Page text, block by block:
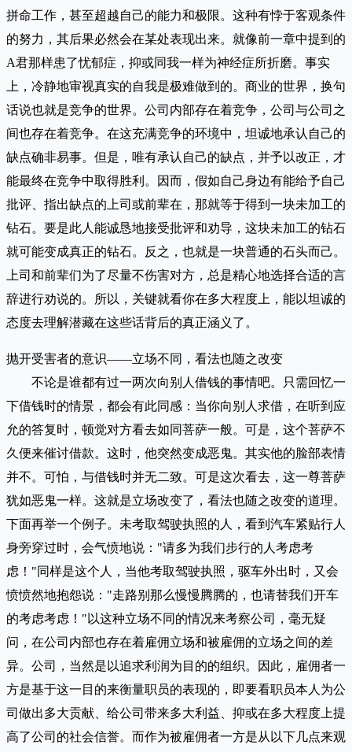
拼命工作，甚至超越自己的能力和极限。这种有悖于客观条件
的努力，其后果必然会在某处表现出来。就像前一章中提到的
A君那样患了忧郁症，抑或同我一样为神经症所折磨。事实
上，冷静地审视真实的自我是极难做到的。商业的世界，换句
话说也就是竞争的世界。公司内部存在着竞争，公司与公司之
间也存在着竞争。在这充满竞争的环境中，坦诚地承认自己的
缺点确非易事。但是，唯有承认自己的缺点，并予以改正，才
能最终在竞争中取得胜利。因而，假如自己身边有能给予自己
批评、指出缺点的上司或前辈在，那就等于得到一块未加工的
钻石。要是此人能诚恳地接受批评和劝导，这块未加工的钻石
就可能变成真正的钻石。反之，也就是一块普通的石头而己。
上司和前辈们为了尽量不伤害对方，总是精心地选择合适的言
辞进行劝说的。所以，关键就看你在多大程度上，能以坦诚的
态度去理解潜藏在这些话背后的真正涵义了。
抛开受害者的意识——立场不同，看法也随之改变
不论是谁都有过一两次向别人借钱的事情吧。只需回忆一
下借钱时的情景，都会有此同感：当你向别人求借，在听到应
允的答复时，顿觉对方看去如同菩萨一般。可是，这个菩萨不
久便来催讨借款。这时，他突然变成恶鬼。其实他的脸部表情
并不。可怕，与借钱时并无二致。可是这次看去，这一尊菩萨
犹如恶鬼一样。这就是立场改变了，看法也随之改变的道理。
下面再举一个例子。未考取驾驶执照的人，看到汽车紧贴行人
身旁穿过时，会气愤地说："请多为我们步行的人考虑考
虑！"同样是这个人，当他考取驾驶执照，驱车外出时，又会
愤愤然地抱怨说："走路别那么慢慢腾腾的，也请替我们开车
的考虑考虑！"以这种立场不同的情况来考察公司，毫无疑
问，在公司内部也存在着雇佣立场和被雇佣的立场之间的差
异。公司，当然是以追求利润为目的的组织。因此，雇佣者一
方是基于这一目的来衡量职员的表现的，即要看职员本人为公
司做出多大贡献、给公司带来多大利益、抑或在多大程度上提
高了公司的社会信誉。而作为被雇佣者一方是从以下几点来观